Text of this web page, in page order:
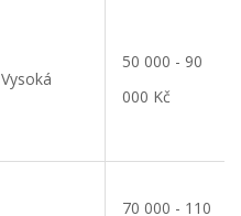
Vysoká
50 000 - 90
000 Kč
70 000 - 110